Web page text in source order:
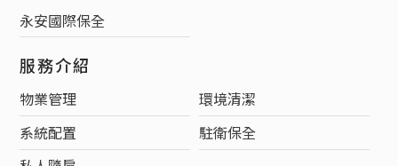
永安國際保全
服務介紹
物業管理
環境清潔
系統配置
駐衛保全